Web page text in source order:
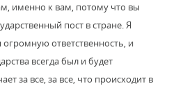
именно к вам, потому что вы
пост в стране. Я
ответственность, и
всегда был и будет
за все, за все, что происходит в